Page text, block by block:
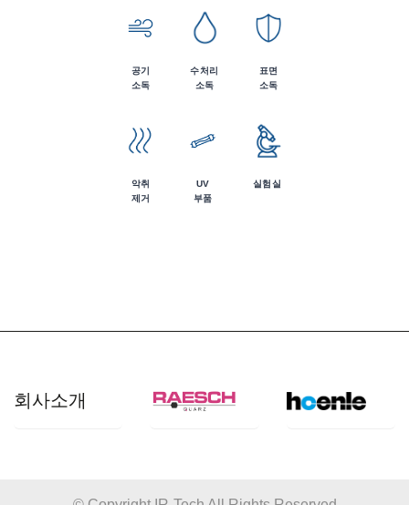
공기
소독
수처리
소독
표면
소독
악취
제거
UV
부품
실험실
회사소개